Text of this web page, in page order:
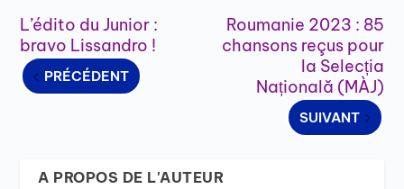
L’édito du Junior :
bravo Lissandro !
PRÉCÉDENT
Roumanie 2023 : 85
chansons reçus pour
la Selecția
Națională (MÀJ)
SUIVANT
A PROPOS DE L'AUTEUR